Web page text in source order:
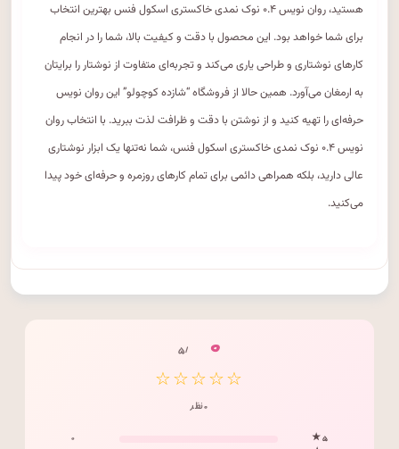
هستید، روان نویس ۰.۴ نوک نمدی خاکستری اسکول فنس بهترین انتخاب
برای شما خواهد بود. این محصول با دقت و کیفیت بالا، شما را در انجام
کارهای نوشتاری و طراحی یاری می‌کند و تجربه‌ای متفاوت از نوشتار را برایتان
به ارمغان می‌آورد. همین حالا از فروشگاه “شازده کوچولو” این روان نویس
حرفه‌ای را تهیه کنید و از نوشتن با دقت و ظرافت لذت ببرید. با انتخاب روان
نویس ۰.۴ نوک نمدی خاکستری اسکول فنس، شما نه‌تنها یک ابزار نوشتاری
عالی دارید، بلکه همراهی دائمی برای تمام کارهای روزمره و حرفه‌ای خود پیدا
می‌کنید.
۰ / ۵
☆☆☆☆☆
۰ نظر
۵ ★
۰